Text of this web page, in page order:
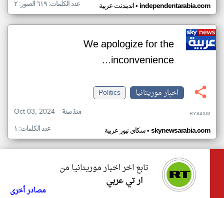
اندبندنت عربية• independentarabia.com عدد الكلمات: ٦١٩ الصور: ٢
We apologize for the
inconvenience...
اخبار موريتانيا
Politics
Oct 03, 2024
منذ سنة BY84XM
سكاي نيوز عربية• skynewsarabia.com عدد الكلمات: ١
تابع اخر اخبار موريتانيا من
ار تي عربي
مصادر أخرى